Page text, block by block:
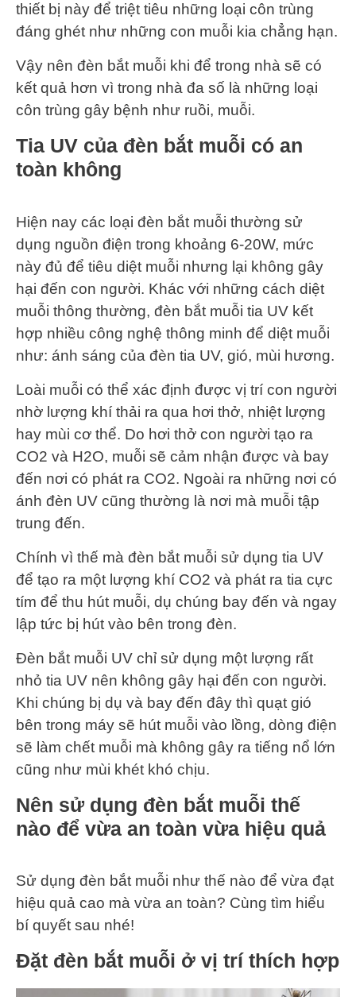
thiết bị này để triệt tiêu những loại côn trùng
đáng ghét như những con muỗi kia chẳng hạn.
Vậy nên đèn bắt muỗi khi để trong nhà sẽ có
kết quả hơn vì trong nhà đa số là những loại
côn trùng gây bệnh như ruồi, muỗi.
Tia UV của đèn bắt muỗi có an
toàn không
Hiện nay các loại đèn bắt muỗi thường sử
dụng nguồn điện trong khoảng 6-20W, mức
này đủ để tiêu diệt muỗi nhưng lại không gây
hại đến con người. Khác với những cách diệt
muỗi thông thường, đèn bắt muỗi tia UV kết
hợp nhiều công nghệ thông minh để diệt muỗi
như: ánh sáng của đèn tia UV, gió, mùi hương.
Loài muỗi có thể xác định được vị trí con người
nhờ lượng khí thải ra qua hơi thở, nhiệt lượng
hay mùi cơ thể. Do hơi thở con người tạo ra
CO2 và H2O, muỗi sẽ cảm nhận được và bay
đến nơi có phát ra CO2. Ngoài ra những nơi có
ánh đèn UV cũng thường là nơi mà muỗi tập
trung đến.
Chính vì thế mà đèn bắt muỗi sử dụng tia UV
để tạo ra một lượng khí CO2 và phát ra tia cực
tím để thu hút muỗi, dụ chúng bay đến và ngay
lập tức bị hút vào bên trong đèn.
Đèn bắt muỗi UV chỉ sử dụng một lượng rất
nhỏ tia UV nên không gây hại đến con người.
Khi chúng bị dụ và bay đến đây thì quạt gió
bên trong máy sẽ hút muỗi vào lồng, dòng điện
sẽ làm chết muỗi mà không gây ra tiếng nổ lớn
cũng như mùi khét khó chịu.
Nên sử dụng đèn bắt muỗi thế
nào để vừa an toàn vừa hiệu quả
Sử dụng đèn bắt muỗi như thế nào để vừa đạt
hiệu quả cao mà vừa an toàn? Cùng tìm hiểu
bí quyết sau nhé!
Đặt đèn bắt muỗi ở vị trí thích hợp